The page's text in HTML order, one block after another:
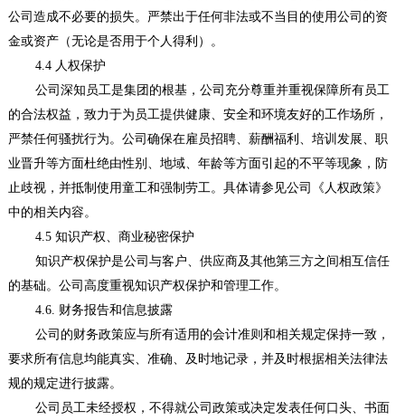
公司造成不必要的损失。严禁出于任何非法或不当目的使用公司的资
金或资产（无论是否用于个人得利）。
4.4 人权保护
公司深知员工是集团的根基，公司充分尊重并重视保障所有员工
的合法权益，致力于为员工提供健康、安全和环境友好的工作场所，
严禁任何骚扰行为。公司确保在雇员招聘、薪酬福利、培训发展、职
业晋升等方面杜绝由性别、地域、年龄等方面引起的不平等现象，防
止歧视，并抵制使用童工和强制劳工。具体请参见公司《人权政策》
中的相关内容。
4.5 知识产权、商业秘密保护
知识产权保护是公司与客户、供应商及其他第三方之间相互信任
的基础。公司高度重视知识产权保护和管理工作。
4.6. 财务报告和信息披露
公司的财务政策应与所有适用的会计准则和相关规定保持一致，
要求所有信息均能真实、准确、及时地记录，并及时根据相关法律法
规的规定进行披露。
公司员工未经授权，不得就公司政策或决定发表任何口头、书面